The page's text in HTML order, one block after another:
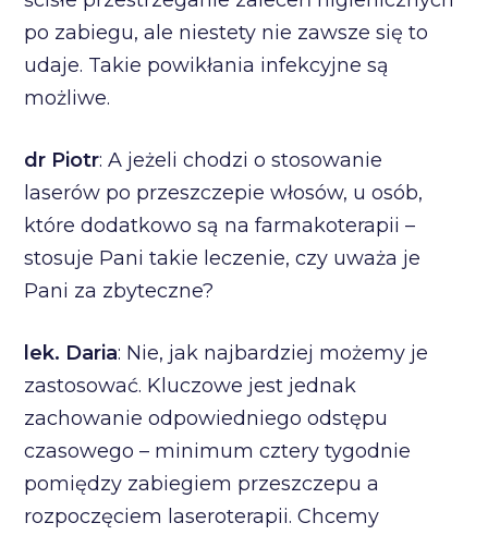
po zabiegu, ale niestety nie zawsze się to
udaje. Takie powikłania infekcyjne są
możliwe.
dr Piotr: A jeżeli chodzi o stosowanie
laserów po przeszczepie włosów, u osób,
które dodatkowo są na farmakoterapii –
stosuje Pani takie leczenie, czy uważa je
Pani za zbyteczne?
lek. Daria: Nie, jak najbardziej możemy je
zastosować. Kluczowe jest jednak
zachowanie odpowiedniego odstępu
czasowego – minimum cztery tygodnie
pomiędzy zabiegiem przeszczepu a
rozpoczęciem laseroterapii. Chcemy